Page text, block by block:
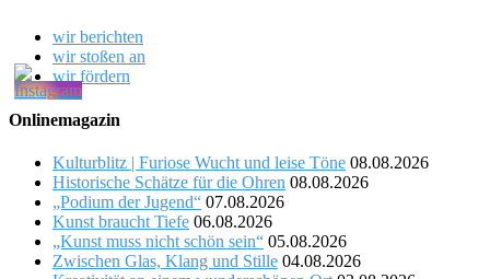
wir berichten
wir stoßen an
wir fördern
Onlinemagazin
Kulturblitz | Furiose Wucht und leise Töne 08.08.2026
Historische Schätze für die Ohren 08.08.2026
„Podium der Jugend“ 07.08.2026
Kunst braucht Tiefe 06.08.2026
„Kunst muss nicht schön sein“ 05.08.2026
Zwischen Glas, Klang und Stille 04.08.2026